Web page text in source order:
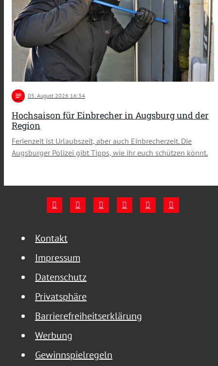
notes 05. August 2026 16:34
Hochsaison für Einbrecher in Augsburg und der
Region
Ferienzeit ist Urlaubszeit, aber auch Einbrecherzeit. Die
Augsburger Polizei gibt Tipps, wie ihr euch schützen könnt.
Kontakt
Impressum
Datenschutz
Privatsphäre
Barrierefreiheitserklärung
Werbung
Gewinnspielregeln